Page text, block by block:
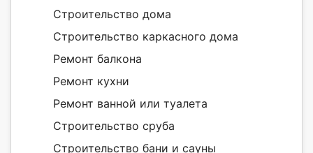
Строительство дома
Строительство каркасного дома
Ремонт балкона
Ремонт кухни
Ремонт ванной или туалета
Строительство сруба
Строительство бани и сауны